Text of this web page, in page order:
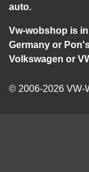
auto.
Vw-wobshop is
Germany or
Volkswagen or
© 2006-2026 VW-